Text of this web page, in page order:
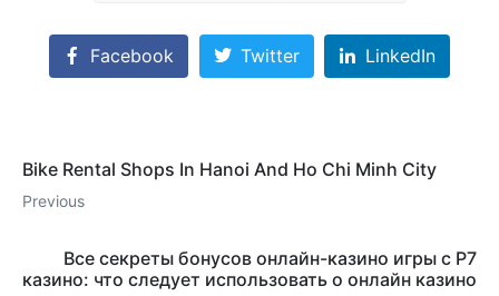
Facebook Twitter LinkedIn
Bike Rental Shops In Hanoi And Ho Chi Minh City
Previous
Все секреты бонусов онлайн-казино игры с Р7
казино: что следует использовать о онлайн казино